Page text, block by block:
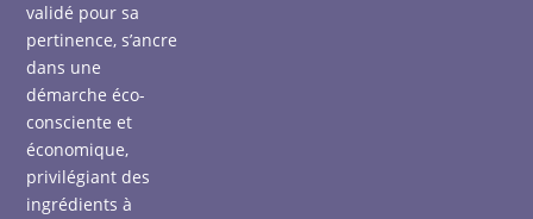
validé pour sa
pertinence, s’ancre
dans une
démarche éco-
consciente et
économique,
privilégiant des
ingrédients à